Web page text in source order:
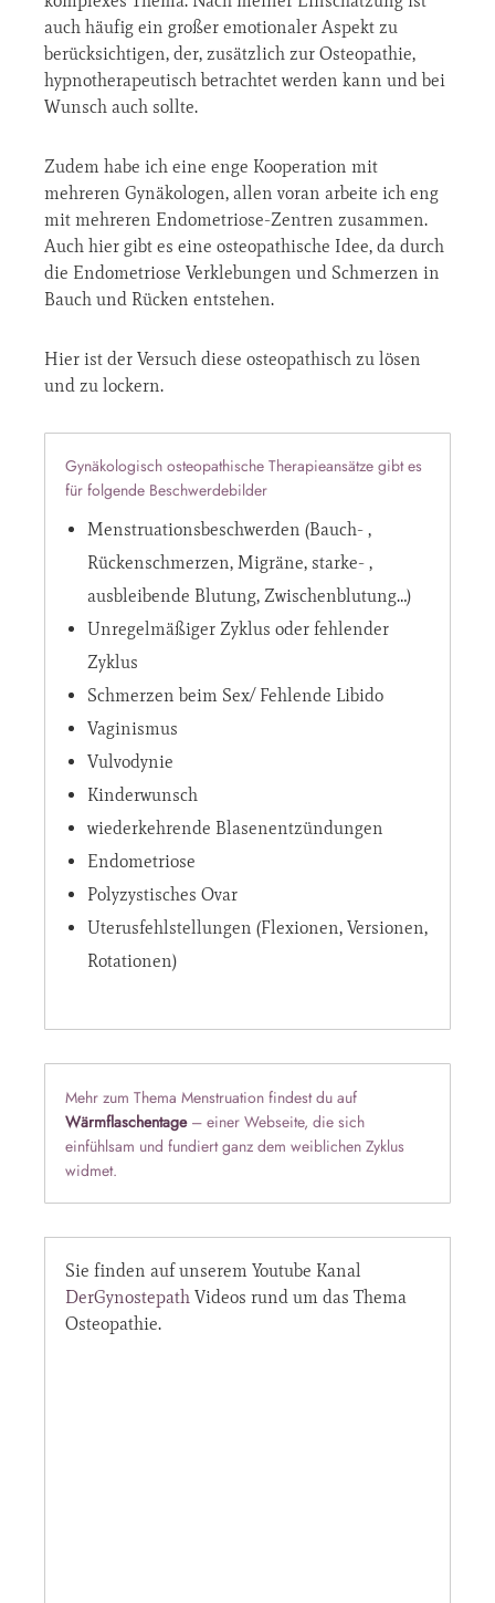
auch häufig ein großer emotionaler Aspekt zu
berücksichtigen, der, zusätzlich zur Osteopathie,
hypnotherapeutisch betrachtet werden kann und bei
Wunsch auch sollte.
Zudem habe ich eine enge Kooperation mit
mehreren Gynäkologen, allen voran arbeite ich eng
mit mehreren Endometriose-Zentren zusammen.
Auch hier gibt es eine osteopathische Idee, da durch
die Endometriose Verklebungen und Schmerzen in
Bauch und Rücken entstehen.
Hier ist der Versuch diese osteopathisch zu lösen
und zu lockern.
Gynäkologisch osteopathische Therapieansätze gibt es
für folgende Beschwerdebilder
Menstruationsbeschwerden (Bauch- ,
Rückenschmerzen, Migräne, starke- ,
ausbleibende Blutung, Zwischenblutung…)
Unregelmäßiger Zyklus oder fehlender
Zyklus
Schmerzen beim Sex/ Fehlende Libido
Vaginismus
Vulvodynie
Kinderwunsch
wiederkehrende Blasenentzündungen
Endometriose
Polyzystisches Ovar
Uterusfehlstellungen (Flexionen, Versionen,
Rotationen)
Mehr zum Thema Menstruation findest du auf
Wärmflaschentage – einer Webseite, die sich
einfühlsam und fundiert ganz dem weiblichen Zyklus
widmet.
Sie finden auf unserem Youtube Kanal
DerGynostepath Videos rund um das Thema
Osteopathie.